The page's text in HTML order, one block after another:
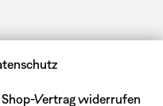
Shop-Vertrag widerrufen